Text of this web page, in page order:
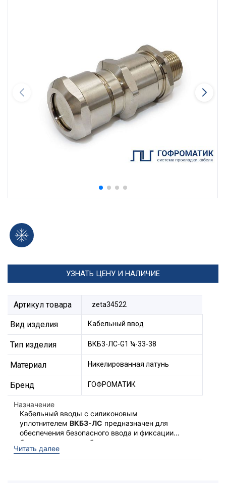
УЗНАТЬ ЦЕНУ И НАЛИЧИЕ
Артикул товара zeta34522
Вид изделия Кабельный ввод
Тип изделия ВКБ3-ЛС-G1 ¼-33-38
Материал Никелированная латунь
Бренд ГОФРОМАТИК
Назначение
Кабельный вводы с силиконовым
уплотнителем ВКБ3-ЛС предназначен для
обеспечения безопасного ввода и фиксации
бронированного кабеля
электротехнического устройства. С широким
температурным диапазоном эксплуатации от
Ввод выполняет функцию удерживающего
Читать далее